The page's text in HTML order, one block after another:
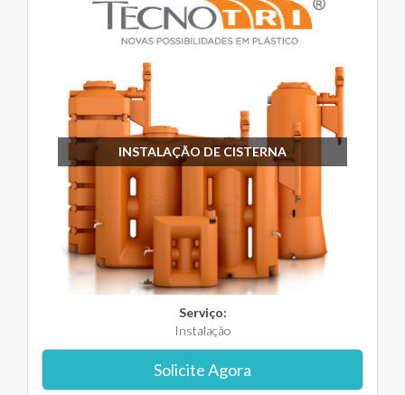
INSTALAÇÃO DE CISTERNA
Serviço:
Instalação
Solicite Agora